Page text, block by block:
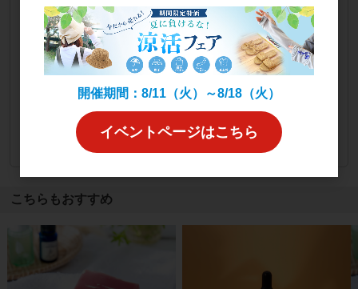
デイクリーム
46225-963-000
JANコード 8906026914524
9,000円
ログイン
こちらもおすすめ
開催期間：8/11（火）～8/18（火）
イベントページはこちら